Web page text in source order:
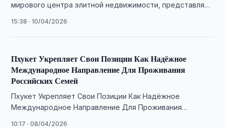
мирового центра элитной недвижимости, представляя
15:38 · 10/04/2026
Пхукет Укрепляет Свои Позиции Как Надёжное
Международное Направление Для Проживания
Российских Семей
Пхукет Укрепляет Свои Позиции Как Надёжное
Международное Направление Для Проживания
10:17 · 08/04/2026